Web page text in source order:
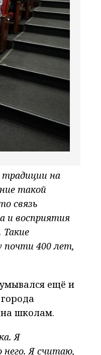
традиции на
такой
связь
и восприятия
Такие
400 лет,
ещё и
школам.
Я
Я считаю,